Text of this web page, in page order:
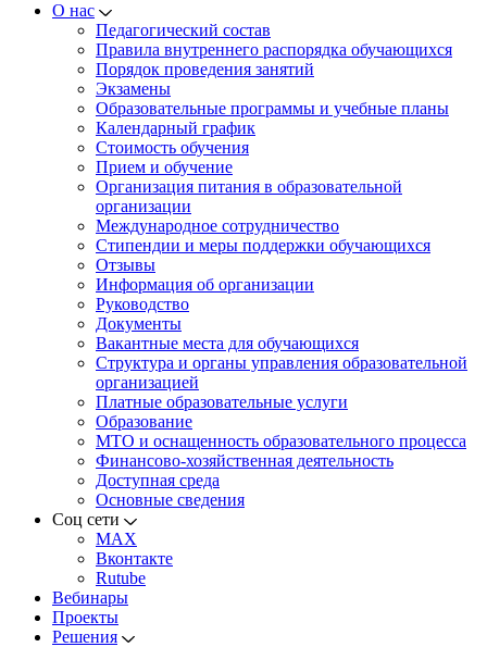
О нас
Педагогический состав
Правила внутреннего распорядка обучающихся
Порядок проведения занятий
Экзамены
Образовательные программы и учебные планы
Календарный график
Стоимость обучения
Прием и обучение
Организация питания в образовательной
организации
Международное сотрудничество
Стипендии и меры поддержки обучающихся
Отзывы
Информация об организации
Руководство
Документы
Вакантные места для обучающихся
Структура и органы управления образовательной
организацией
Платные образовательные услуги
Образование
МТО и оснащенность образовательного процесса
Финансово-хозяйственная деятельность
Доступная среда
Основные сведения
Соц сети
MAX
Вконтакте
Rutube
Вебинары
Проекты
Решения